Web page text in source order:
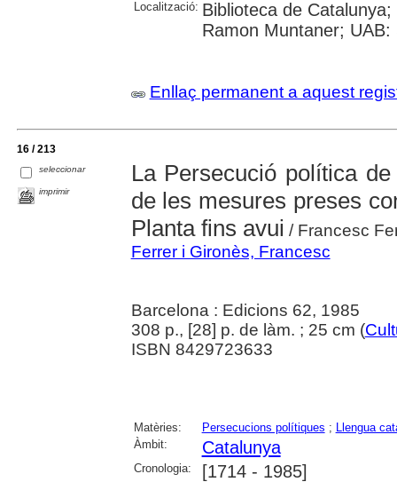
Localització: Biblioteca de
Ramon Muntaner; UAB:
Enllaç permanent a aquest
16 / 213
seleccionar
imprimir
La Persecució política
de les mesures preses
Planta fins avui / Francesc
Ferrer i Gironès, Francesc
Barcelona : Edicions 62, 1985
308 p., [28] p. de làm. ; 25 cm (
ISBN 8429723633
Matèries: Persecucions polítiques ;
Llengua
Àmbit:
Catalunya
Cronologia: [1714 - 1985]